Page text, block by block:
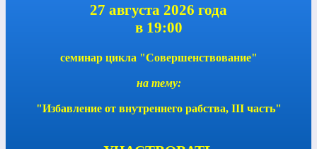
27 августа 2026 года
в 19:00
семинар цикла "Совершенствование"
на тему:
"Избавление от внутреннего рабства, III часть"